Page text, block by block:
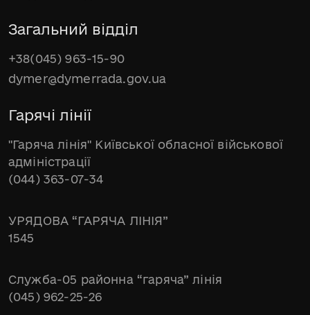
Загальний відділ
+38(045) 963-15-90
dymer@dymerrada.gov.ua
Гарячі лінії
"Гаряча лінія" Київської обласної військової
адміністрації
(044) 363-07-34
УРЯДОВА “ГАРЯЧА ЛІНІЯ”
1545
Служба-05 районна “гаряча” лінія
(045) 962-25-26